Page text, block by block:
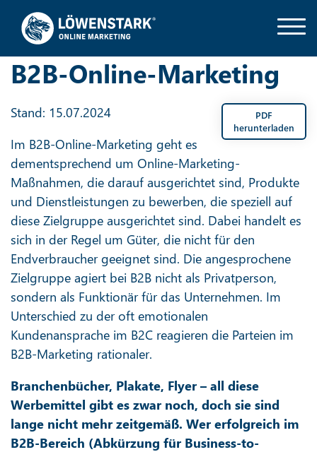
B2B-Online-Marketing
PDF
herunterladen
Stand: 15.07.2024
Im B2B-Online-Marketing geht es
dementsprechend um Online-Marketing-
Maßnahmen, die darauf ausgerichtet sind, Produkte
und Dienstleistungen zu bewerben, die speziell auf
diese Zielgruppe ausgerichtet sind. Dabei handelt es
sich in der Regel um Güter, die nicht für den
Endverbraucher geeignet sind. Die angesprochene
Zielgruppe agiert bei B2B nicht als Privatperson,
sondern als Funktionär für das Unternehmen. Im
Unterschied zu der oft emotionalen
Kundenansprache im B2C reagieren die Parteien im
B2B-Marketing rationaler.
Branchenbücher, Plakate, Flyer – all diese
Werbemittel gibt es zwar noch, doch sie sind
lange nicht mehr zeitgemäß. Wer erfolgreich im
B2B-Bereich (Abkürzung für Business-to-